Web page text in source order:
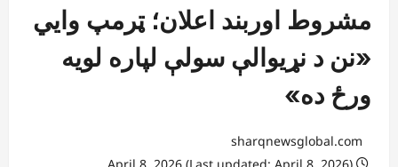
مشروط اوربند اعلان؛ ټرمپ وايي
«نن د نړیوالې سولې لپاره لویه
ورځ ده»
sharqnewsglobal.com